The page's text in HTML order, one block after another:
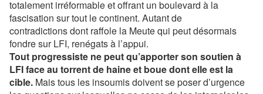
totalement irréformable et offrant un boulevard à la
fascisation sur tout le continent. Autant de
contradictions dont raffole la Meute qui peut désormais
fondre sur LFI, renégats à l’appui.
Tout progressiste ne peut qu’apporter son soutien à
LFI face au torrent de haine et boue dont elle est la
cible. Mais tous les insoumis doivent se poser d’urgence